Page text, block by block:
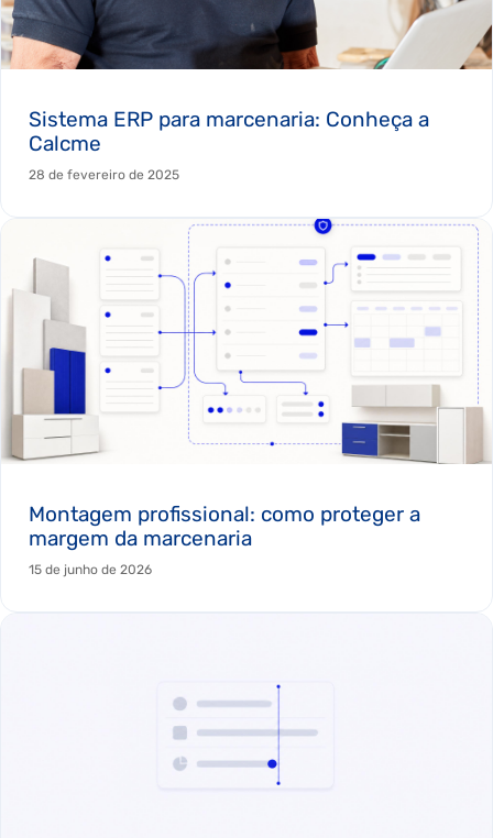
Sistema ERP para marcenaria: Conheça a
Calcme
28 de fevereiro de 2025
Montagem profissional: como proteger a
margem da marcenaria
15 de junho de 2026